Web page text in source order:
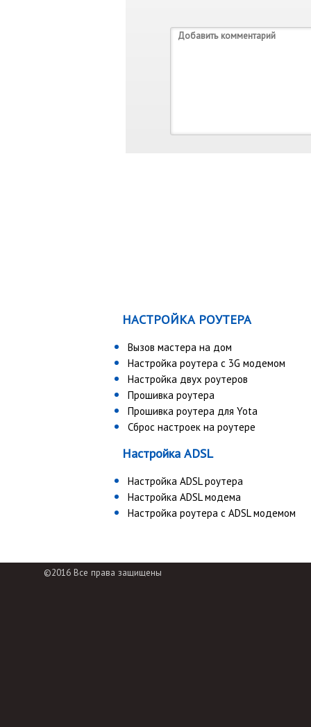
НАСТРОЙКА РОУТЕРА
Вызов мастера на дом
Настройка роутера с 3G модемом
Настройка двух роутеров
Прошивка роутера
Прошивка роутера для Yota
Сброс настроек на роутере
Настройка ADSL
Настройка ADSL роутера
Настройка ADSL модема
Настройка роутера с ADSL модемом
©2016 Все права защищены